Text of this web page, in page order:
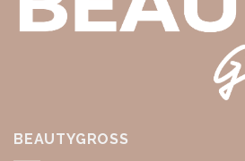
BEAUTYGROSS